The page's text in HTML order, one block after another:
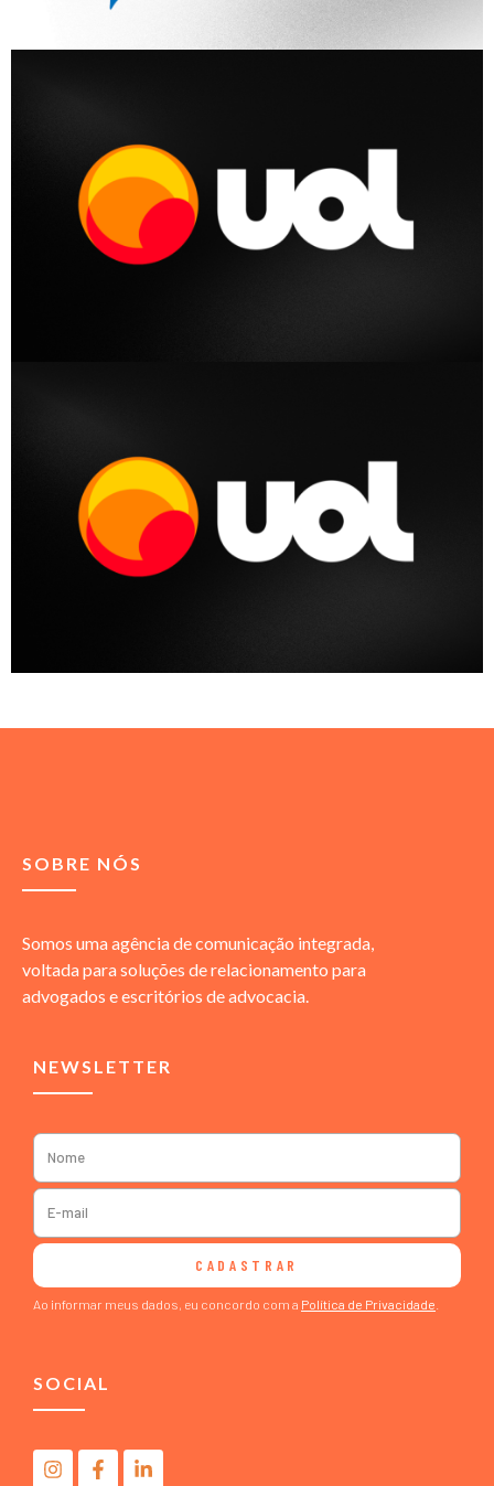
SOBRE NÓS
Somos uma agência de comunicação integrada,
voltada para soluções de relacionamento para
advogados e escritórios de advocacia.
NEWSLETTER
CADASTRAR
Ao informar meus dados, eu concordo com a Política de Privacidade
SOCIAL